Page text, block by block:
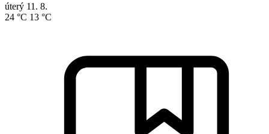
úterý 11. 8.
24 °C 13 °C